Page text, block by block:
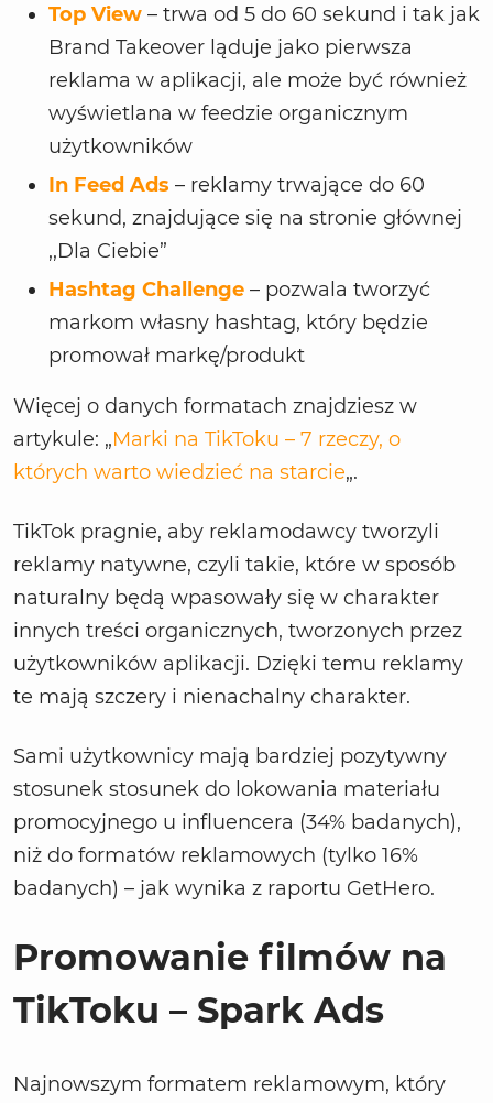
Top View – trwa od 5 do 60 sekund i tak jak
Brand Takeover ląduje jako pierwsza
reklama w aplikacji, ale może być również
wyświetlana w feedzie organicznym
użytkowników
In Feed Ads – reklamy trwające do 60
sekund, znajdujące się na stronie głównej
,,Dla Ciebie”
Hashtag Challenge – pozwala tworzyć
markom własny hashtag, który będzie
promował markę/produkt
Więcej o danych formatach znajdziesz w
artykule: „Marki na TikToku – 7 rzeczy, o
których warto wiedzieć na starcie„.
TikTok pragnie, aby reklamodawcy tworzyli
reklamy natywne, czyli takie, które w sposób
naturalny będą wpasowały się w charakter
innych treści organicznych, tworzonych przez
użytkowników aplikacji. Dzięki temu reklamy
te mają szczery i nienachalny charakter.
Sami użytkownicy mają bardziej pozytywny
stosunek stosunek do lokowania materiału
promocyjnego u influencera (34% badanych),
niż do formatów reklamowych (tylko 16%
badanych) – jak wynika z raportu GetHero.
Promowanie filmów na
TikToku – Spark Ads
Najnowszym formatem reklamowym, który